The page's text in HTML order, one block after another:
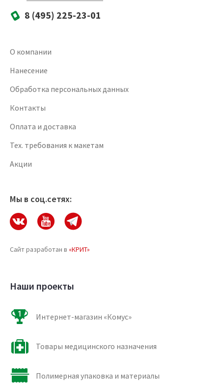
8 (495) 225-23-01
О компании
Нанесение
Обработка персональных данных
Контакты
Оплата и доставка
Тех. требования к макетам
Акции
Мы в соц.сетях:
Сайт разработан в «КРИТ»
Наши проекты
Интернет-магазин «Комус»
Товары медицинского назначения
Полимерная упаковка и материалы